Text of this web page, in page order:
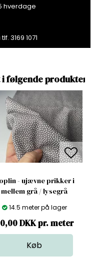
hverdage
3169 1071
følgende produkter
- ujævne prikker i
mellem grå / lysegrå
14.5 meter på lager
DKK pr. meter